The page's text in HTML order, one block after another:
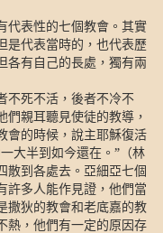
代表性的七個教會。其實
是代表當時的，也代表歷
各有自己的長處，獨有兩
不死不活，後者不冷不
親耳聽見使徒的教導，
會的時候，說主耶穌復活
大半到如今還在。”（林
散到各處去。亞細亞七個
許多人能作見證，他們當
撒狄的教會和老底嘉的教
熱，他們有一定的原因存